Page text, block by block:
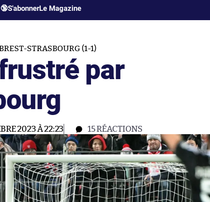
S'abonnerLe Magazine
STRASBOURG (1-1)
par
2023 À 22:23 15RÉACTIONS